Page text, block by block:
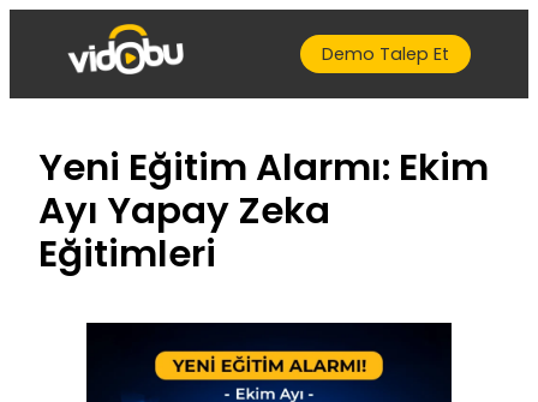
Demo Talep Et
Yeni Eğitim Alarmı: Ekim
Ayı Yapay Zeka
Eğitimleri